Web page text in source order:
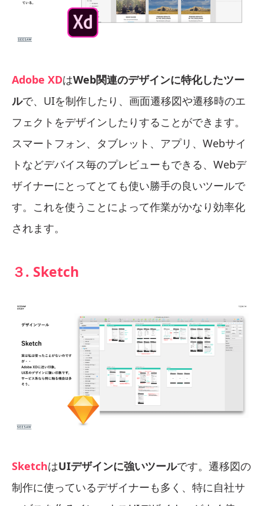
Adobe XDはWeb関連のデザインに特化したツー
ルで、UIを制作したり、画面遷移図や遷移時のエ
フェクトをデザインしたりすることができます。
スマートフォン、タブレット、アプリ、Webサイ
トなどデバイス毎のプレビューもできる、Webデ
ザイナーにとってとても使い勝手の良いツールで
す。これを使うことによって作業がかなり効率化
されます。
３. Sketch
SketchはUIデザインに強いツールです。遷移図の
制作に使っているデザイナーも多く、特に自社サ